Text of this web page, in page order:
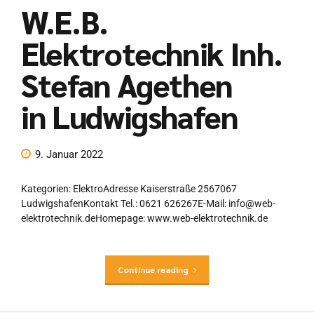
W.E.B.
Elektrotechnik Inh.
Stefan Agethen
in Ludwigshafen
9. Januar 2022
Kategorien: ElektroAdresse Kaiserstraße 2567067
LudwigshafenKontakt Tel.: 0621 626267E-Mail: info@web-
elektrotechnik.deHomepage: www.web-elektrotechnik.de
Continue reading